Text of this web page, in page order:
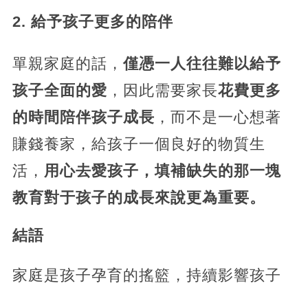
2. 給予孩子更多的陪伴
單親家庭的話，僅憑一人往往難以給予
孩子全面的愛 ，因此需要家長花費更多
的時間陪伴孩子成長 ，而不是一心想著
賺錢養家，給孩子一個良好的物質生
活， 用心去愛孩子，填補缺失的那一塊
教育對于孩子的成長來說更為重要。
結語
家庭是孩子孕育的搖籃，持續影響孩子